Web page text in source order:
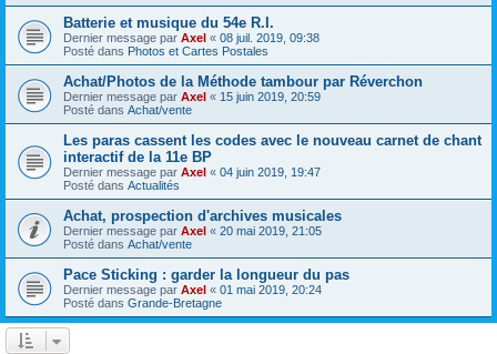
Batterie et musique du 54e R.I.
Dernier message par Axel « 08 juil. 2019, 09:38
Posté dans Photos et Cartes Postales
Achat/Photos de la Méthode tambour par Réverchon
Dernier message par Axel « 15 juin 2019, 20:59
Posté dans Achat/vente
Les paras cassent les codes avec le nouveau carnet de chant
interactif de la 11e BP
Dernier message par Axel « 04 juin 2019, 19:47
Posté dans Actualités
Achat, prospection d'archives musicales
Dernier message par Axel « 20 mai 2019, 21:05
Posté dans Achat/vente
Pace Sticking : garder la longueur du pas
Dernier message par Axel « 01 mai 2019, 20:24
Posté dans Grande-Bretagne